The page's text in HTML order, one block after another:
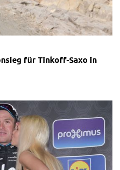
für Tinkoff-Saxo in